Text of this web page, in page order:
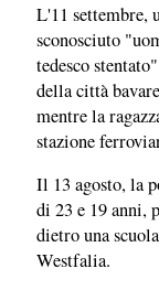
L'11 settembre,
sconosciuto
tedesco
della città
mentre la
stazione
Il 13 agosto, la
di 23 e 19 anni,
dietro una
Westfalia.